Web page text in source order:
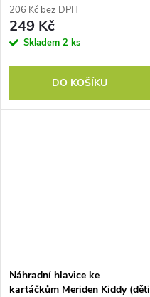
v balení
206 Kč bez DPH
249 Kč
Skladem 2 ks
DO KOŠÍKU
Náhradní hlavice ke
kartáčkům Meriden Kiddy (děti